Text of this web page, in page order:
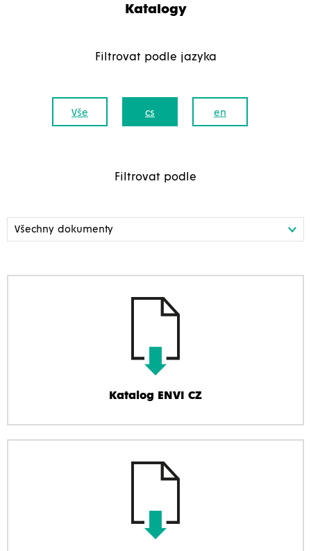
Katalogy
Filtrovat podle jazyka
Vše cs en
Filtrovat podle
Katalog ENVI CZ